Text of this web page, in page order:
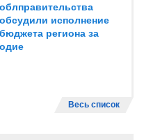
облправительства
обсудили исполнение
бюджета региона за
Весь список